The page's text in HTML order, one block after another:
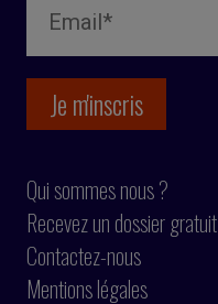
Qui sommes nous ?
Recevez un dossier gratuit
Contactez-nous
Mentions légales